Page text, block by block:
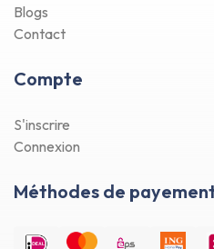
Blogs
Contact
Compte
S'inscrire
Connexion
Méthodes de